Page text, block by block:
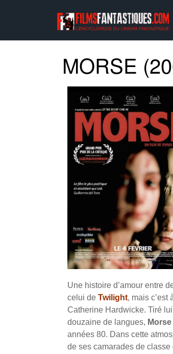
MORSE
Une histoire d’amour entre
celui de Twilight, mais c’est
Catherine Hardwicke. Tiré
douzaine de langues, Morse
années 80. Dans cette
de ses camarades de